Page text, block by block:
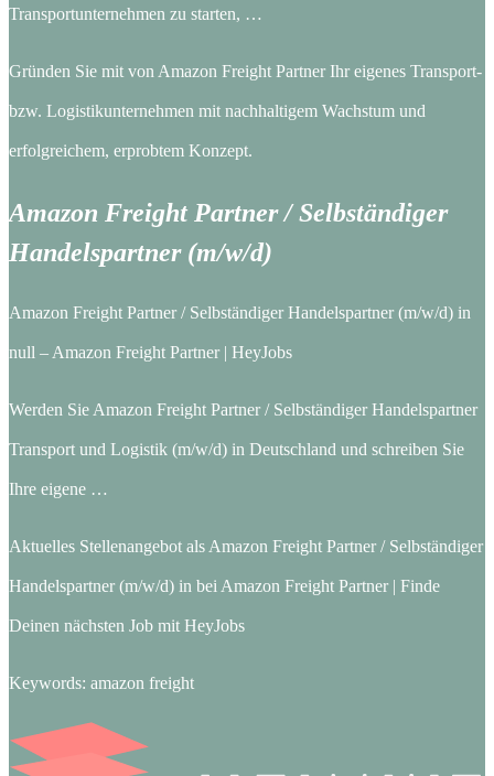
Transportunternehmen zu starten, …
Gründen Sie mit von Amazon Freight Partner Ihr eigenes Transport-
bzw. Logistikunternehmen mit nachhaltigem Wachstum und
erfolgreichem, erprobtem Konzept.
Amazon Freight Partner / Selbständiger
Handelspartner (m/w/d)
Amazon Freight Partner / Selbständiger Handelspartner (m/w/d) in
null – Amazon Freight Partner | HeyJobs
Werden Sie Amazon Freight Partner / Selbständiger Handelspartner
Transport und Logistik (m/w/d) in Deutschland und schreiben Sie
Ihre eigene …
Aktuelles Stellenangebot als Amazon Freight Partner / Selbständiger
Handelspartner (m/w/d) in bei Amazon Freight Partner | Finde
Deinen nächsten Job mit HeyJobs
Keywords: amazon freight